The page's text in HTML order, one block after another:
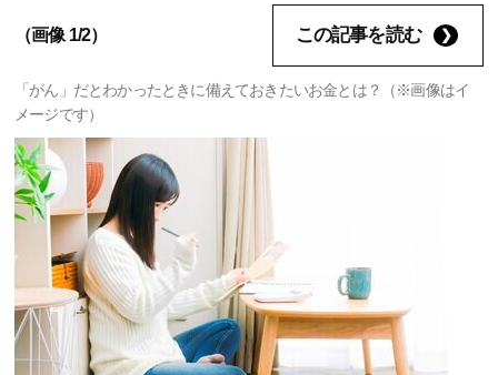
（画像 1/2） この記事を読む
「がん」だとわかったときに備えておきたいお金とは？（※画像はイ
メージです）